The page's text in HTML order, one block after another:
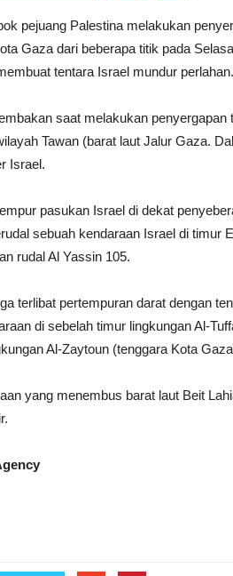
pejuang Palestina melakukan
Gaza dari beberapa titik pada
tentara Israel mundur perlahan.
saat melakukan penyergapan
Tawan (barat laut Jalur Gaza.
Israel.
pasukan Israel di dekat
sebuah kendaraan Israel di timur
rudal Al Yassin 105.
terlibat pertempuran darat dengan
di sebelah timur lingkungan Al-
Al-Zaytoun (tenggara Kota
yang menembus barat laut Beit